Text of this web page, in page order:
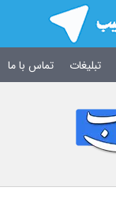
تبلیغات تماس با ما